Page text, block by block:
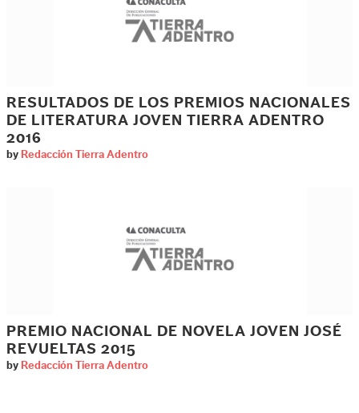
RESULTADOS DE LOS PREMIOS NACIONALES
DE LITERATURA JOVEN TIERRA ADENTRO
2016
by Redacción Tierra Adentro
PREMIO NACIONAL DE NOVELA JOVEN JOSÉ
REVUELTAS 2015
by Redacción Tierra Adentro